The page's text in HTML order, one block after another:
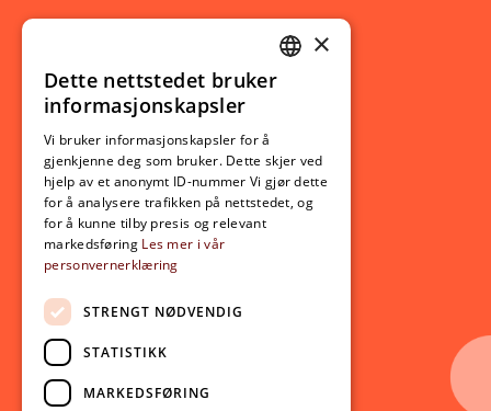
Ny student
Utveksling
Opptak
Lov- og regelverk
Aktuelt
Nyheter
Arrangementer
Nyhetsbrev
Ledige stillinger
Følg oss på sosiale medier:
NORWEGIAN
×
Dette nettstedet bruker
informasjonskapsler
Vi bruker informasjonskapsler for å
gjenkjenne deg som bruker. Dette skjer ved
hjelp av et anonymt ID-nummer Vi gjør dette
for å analysere trafikken på nettstedet, og
for å kunne tilby presis og relevant
markedsføring Les mer i vår
personvernerklæring
STRENGT NØDVENDIG
STATISTIKK
MARKEDSFØRING